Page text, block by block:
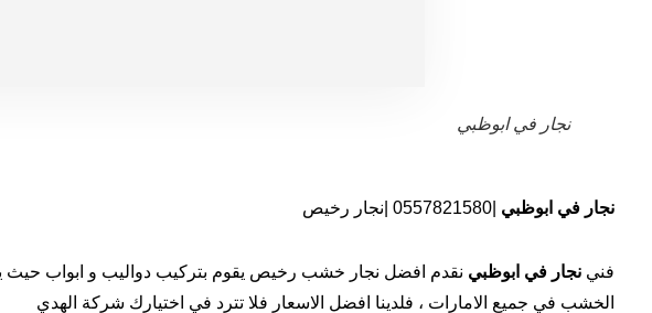
نجار في ابوظبي
نجار في ابوظبي
فني نجار في ابوظبي نقدم افضل نجار خشب رخيص يقوم بتركيب دواليب و ابواب حيث
الخشب في جميع الامارات ، فلدينا افضل الاسعار فلا تترد في اختيارك شركة الهدي